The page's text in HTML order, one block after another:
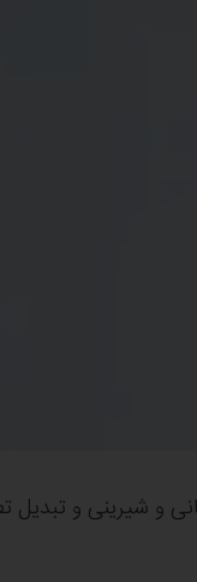
و شیرینی و